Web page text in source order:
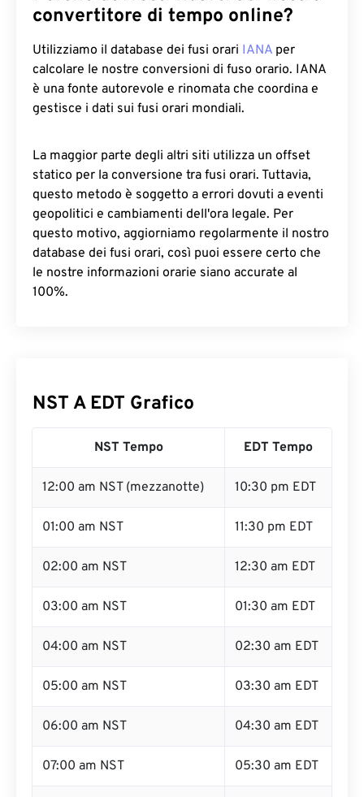
convertitore di tempo online?
Utilizziamo il database dei fusi orari IANA per
calcolare le nostre conversioni di fuso orario. IANA
è una fonte autorevole e rinomata che coordina e
gestisce i dati sui fusi orari mondiali.
La maggior parte degli altri siti utilizza un offset
statico per la conversione tra fusi orari. Tuttavia,
questo metodo è soggetto a errori dovuti a eventi
geopolitici e cambiamenti dell'ora legale. Per
questo motivo, aggiorniamo regolarmente il nostro
database dei fusi orari, così puoi essere certo che
le nostre informazioni orarie siano accurate al
100%.
NST A EDT Grafico
NST Tempo EDT Tempo
12:00 am NST (mezzanotte) 10:30 pm EDT
01:00 am NST 11:30 pm EDT
02:00 am NST 12:30 am EDT
03:00 am NST 01:30 am EDT
04:00 am NST 02:30 am EDT
05:00 am NST 03:30 am EDT
06:00 am NST 04:30 am EDT
07:00 am NST 05:30 am EDT